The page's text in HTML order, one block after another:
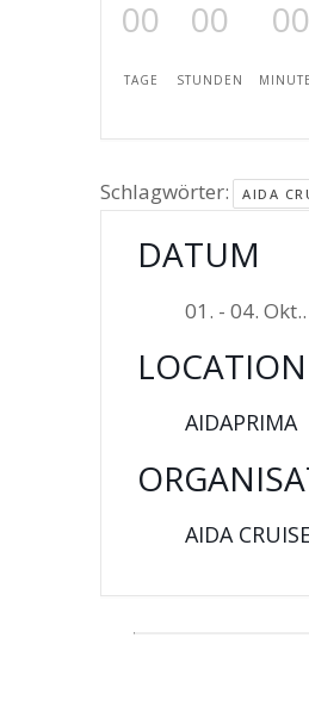
00
TAGE
00
STUNDEN
00
Schlagwörter: AIDA
DATUM
01. - 04.
LOCATION
AIDAPRIMA
AIDA